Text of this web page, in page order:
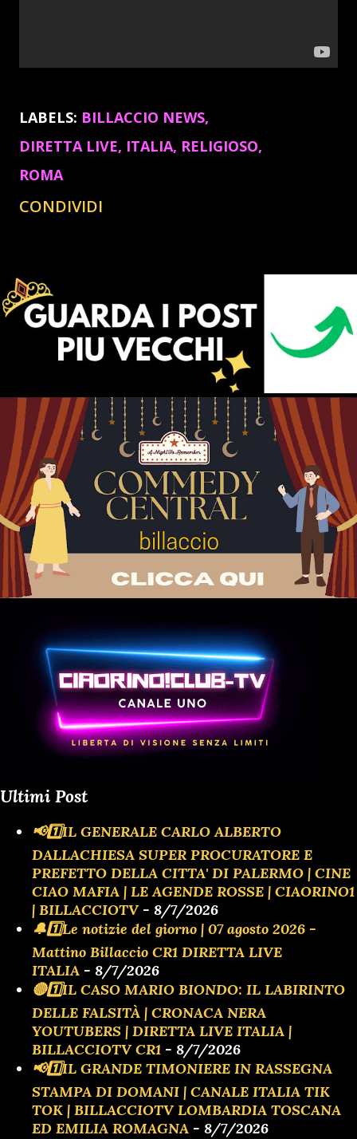
LABELS: BILLACCIO NEWS
DIRETTA LIVE ITALIA RELIGIOSO
ROMA
CONDIVIDI
Ultimi Post
📢1️⃣IL GENERALE CARLO ALBERTO
DALLACHIESA SUPER PROCURATORE E
PREFETTO DELLA CITTA' DI PALERMO | CINE
CIAO MAFIA | LE AGENDE ROSSE | CIAORINO1
| BILLACCIOTV- 8/7/2026
🔔1️⃣Le notizie del giorno | 07 agosto 2026 -
Mattino Billaccio CR1 DIRETTA LIVE
ITALIA - 8/7/2026
🔴1️⃣IL CASO MARIO BIONDO: IL LABIRINTO
DELLE FALSITÀ | CRONACA NERA
YOUTUBERS | DIRETTA LIVE ITALIA |
BILLACCIOTV CR1 - 8/7/2026
📢1️⃣IL GRANDE TIMONIERE IN RASSEGNA
STAMPA DI DOMANI | CANALE ITALIA TIK
TOK | BILLACCIOTV LOMBARDIA TOSCANA
ED EMILIA ROMAGNA - 8/7/2026